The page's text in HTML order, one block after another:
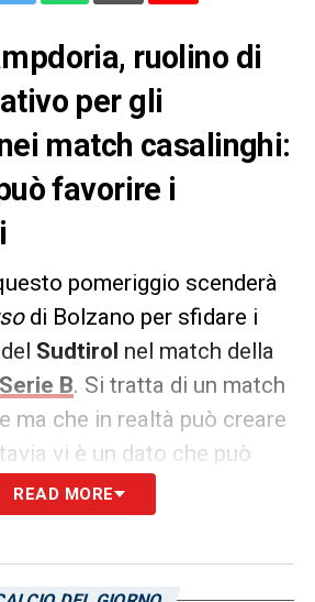
ruolino di
per gli
match casalinghi:
favorire i
pomeriggio scenderà
di Bolzano per sfidare i
Sudtirol nel match della
Serie B. Si tratta di un match
ma che in realtà può creare
vi è un dato che può
ovvero il rendimento
sfide casalinghe.
READ MORE